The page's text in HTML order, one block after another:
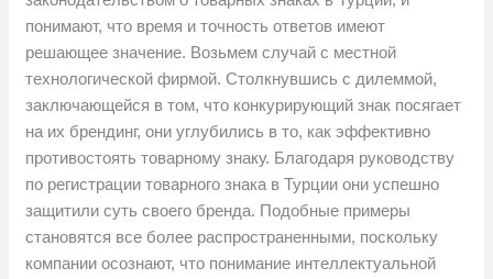
понимают, что время и точность ответов имеют
решающее значение. Возьмем случай с местной
технологической фирмой. Столкнувшись с дилеммой,
заключающейся в том, что конкурирующий знак посягает
на их брендинг, они углубились в то, как эффективно
противостоять товарному знаку. Благодаря руководству
по регистрации товарного знака в Турции они успешно
защитили суть своего бренда. Подобные примеры
становятся все более распространенными, поскольку
компании осознают, что понимание интеллектуальной